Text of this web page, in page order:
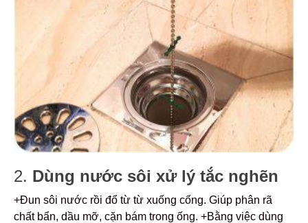
2. Dùng nước sôi xử lý tắc nghẽn
+Đun sôi nước rồi đổ từ từ xuống cống. Giúp phân rã
chất bẩn, dầu mỡ, cặn bám trong ống. +Bằng việc dùng